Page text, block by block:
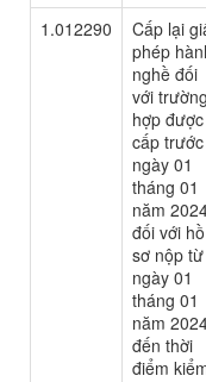
1.012290
Cấp lại
phép
nghề đối
với trường
hợp được
cấp trước
ngày 01
tháng 01
năm
đối với hồ
sơ nộp từ
ngày 01
tháng 01
năm
đến thời
điểm